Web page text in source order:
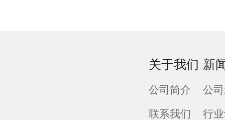
关于我们
公司简介
联系我们
新
公
行